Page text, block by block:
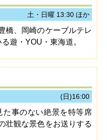
土・日曜 13:30 ほか
橋、岡崎のケーブルテレ
遊・YOU・東海道。
(日)16:00
た事のない絶景を特等席
壮観な景色をお送りする